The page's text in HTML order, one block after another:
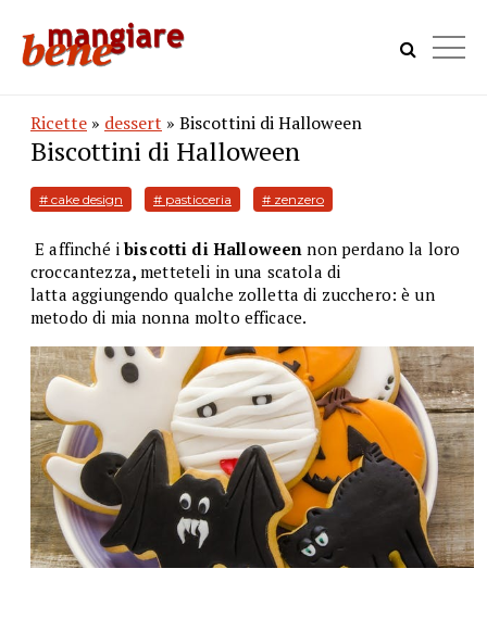
Ricette » dessert » Biscottini di Halloween
Biscottini di Halloween
# cake design # pasticceria # zenzero
E affinché ibiscotti di Halloweennon perdano la loro
croccantezza,metteteli in una scatola di
latta aggiungendo qualche zolletta di zucchero: è un
metodo di mia nonna molto efficace.